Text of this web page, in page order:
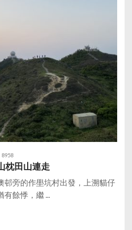
8958
枕田山連走
邨旁的作壆坑村出發，上溯貓仔
餘悸，繼 ...